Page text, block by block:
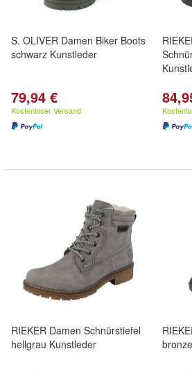
S. OLIVER Damen Biker Boots
schwarz Kunstleder
79,94 €
Kostenloser Versand
RIEKER Damen Schnürstiefel
hellgrau Kunstleder